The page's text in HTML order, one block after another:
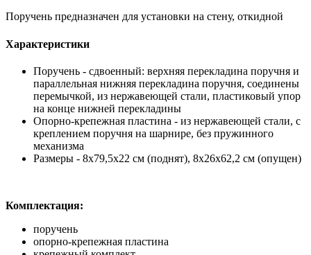
Поручень предназначен для установки на стену, откидной
Характеристики
Поручень - сдвоенный: верхняя перекладина поручня и
параллельная нижняя перекладина поручня, соединены
перемычкой, из нержавеющей стали, пластиковый упор
на конце нижней перекладины
Опорно-крепежная пластина - из нержавеющей стали, с
креплением поручня на шарнире, без пружинного
механизма
Размеры - 8х79,5х22 см (поднят), 8х26х62,2 см (опущен)
Комплектация:
поручень
опорно-крепежная пластина